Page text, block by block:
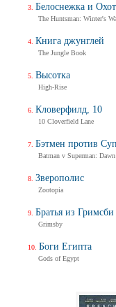
Белоснежка и
The Huntsman: Winter's
Книга джунглей
The Jungle Book
Высотка
High-Rise
Кловерфилд, 10
10 Cloverfield Lane
Бэтмен против
Batman v Superman:
Зверополис
Zootopia
Братья из Гримсби
Grimsby
Боги Египта
Gods of Egypt